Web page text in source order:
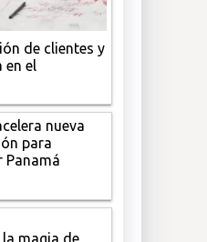
de clientes y
en el
nueva
para
Panamá
la magia de